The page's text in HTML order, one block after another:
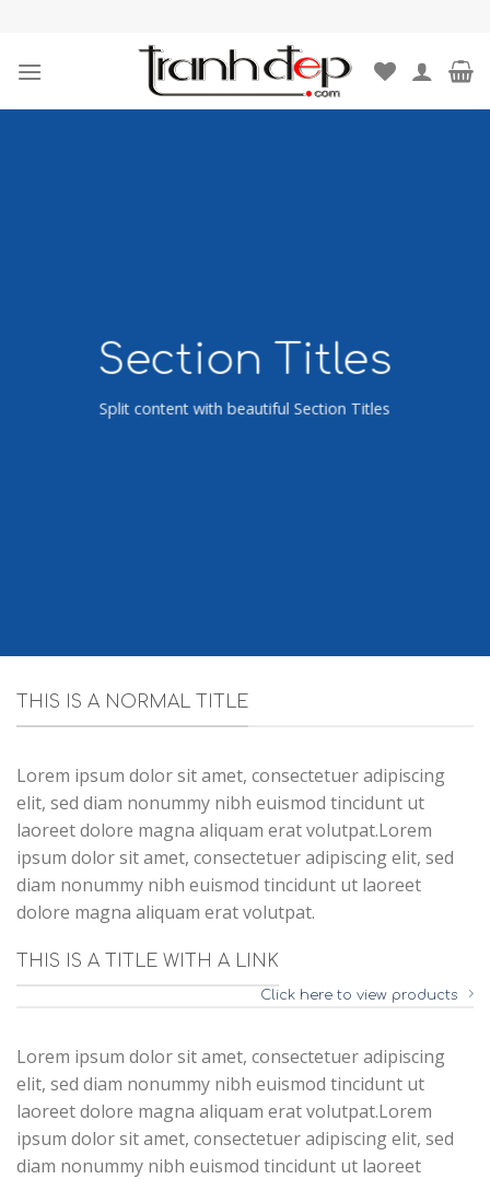
content
Section Titles
Split content with beautiful Section Titles
THIS IS A NORMAL TITLE
Lorem ipsum dolor sit amet, consectetuer adipiscing
elit, sed diam nonummy nibh euismod tincidunt ut
laoreet dolore magna aliquam erat volutpat.Lorem
ipsum dolor sit amet, consectetuer adipiscing elit, sed
diam nonummy nibh euismod tincidunt ut laoreet
dolore magna aliquam erat volutpat.
THIS IS A TITLE WITH A LINK
Click here to view products
Lorem ipsum dolor sit amet, consectetuer adipiscing
elit, sed diam nonummy nibh euismod tincidunt ut
laoreet dolore magna aliquam erat volutpat.Lorem
ipsum dolor sit amet, consectetuer adipiscing elit, sed
diam nonummy nibh euismod tincidunt ut laoreet